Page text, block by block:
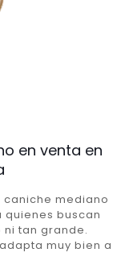
en venta en
mediano
buscan
tan grande.
muy bien a